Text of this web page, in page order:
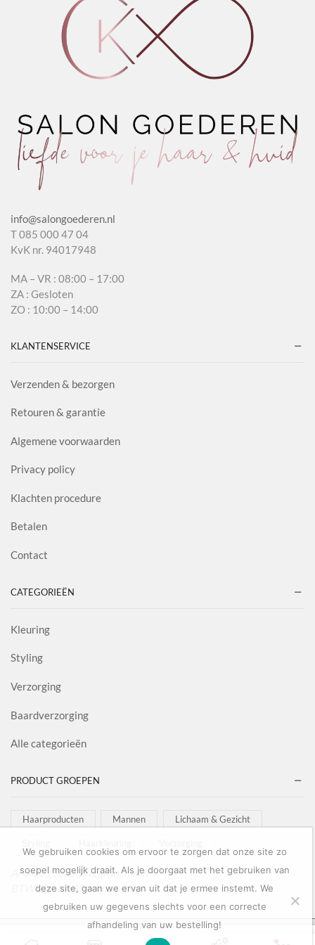
info@salongoederen.nl
T 085 000 47 04
KvK nr. 94017948
MA – VR : 08:00 – 17:00
ZA : Gesloten
ZO : 10:00 – 14:00
KLANTENSERVICE
Verzenden & bezorgen
Retouren & garantie
Algemene voorwaarden
Privacy policy
Klachten procedure
Betalen
Contact
CATEGORIEËN
Kleuring
Styling
Verzorging
Baardverzorging
Alle categorieën
PRODUCT GROEPEN
Haarproducten Mannen Lichaam & Gezicht
Al onze goederen zijn inclusief
BTW afgebeeld in onze shop!
Copyright © 2022Salon Goederen
0
We gebruiken cookies om ervoor te zorgen dat onze site zo
soepel mogelijk draait. Als je doorgaat met het gebruiken van
deze site, gaan we ervan uit dat je ermee instemt. We
gebruiken uw gegevens slechts voor een correcte
afhandeling van uw bestelling!